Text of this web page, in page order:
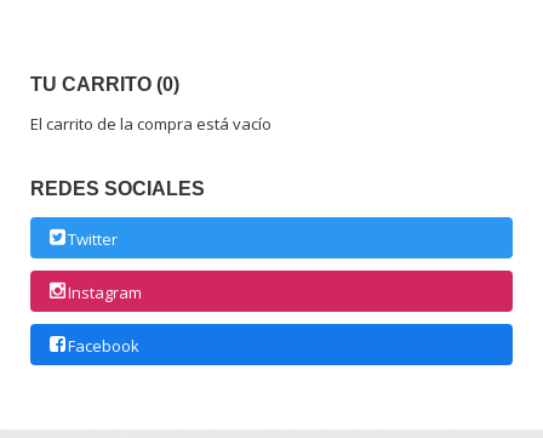
TU CARRITO (0)
El carrito de la compra está vacío
REDES SOCIALES
Twitter
Instagram
Facebook